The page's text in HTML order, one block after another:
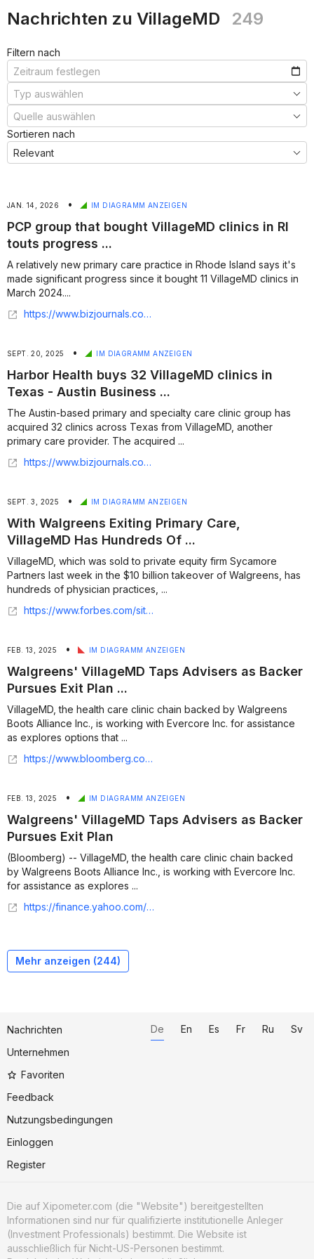
Nachrichten zu VillageMD 249
Filtern nach
Sortieren nach
JAN. 14, 2026 • IM DIAGRAMM ANZEIGEN
PCP group that bought VillageMD clinics in RI
touts progress ...
A relatively new primary care practice in Rhode Island says it's
made significant progress since it bought 11 VillageMD clinics in
March 2024....
https://www.bizjournals.com/rhodeisland/news/2026/01/13/arches-medical-group-touts-progress.html
SEPT. 20, 2025 • IM DIAGRAMM ANZEIGEN
Harbor Health buys 32 VillageMD clinics in
Texas - Austin Business ...
The Austin-based primary and specialty care clinic group has
acquired 32 clinics across Texas from VillageMD, another
primary care provider. The acquired ...
https://www.bizjournals.com/austin/news/2025/09/19/harbor-health-clinic-acquisition-expansion-texas.html
SEPT. 3, 2025 • IM DIAGRAMM ANZEIGEN
With Walgreens Exiting Primary Care,
VillageMD Has Hundreds Of ...
VillageMD, which was sold to private equity firm Sycamore
Partners last week in the $10 billion takeover of Walgreens, has
hundreds of physician practices, ...
https://www.forbes.com/sites/brucejapsen/2025/09/02/with-walgreens-exiting-primary-care-villagemd-has-hundreds-of-sites-to-sell/
FEB. 13, 2025 • IM DIAGRAMM ANZEIGEN
Walgreens' VillageMD Taps Advisers as Backer
Pursues Exit Plan ...
VillageMD, the health care clinic chain backed by Walgreens
Boots Alliance Inc., is working with Evercore Inc. for assistance
as explores options that ...
https://www.bloomberg.com/news/articles/2025-02-12/walgreens-villagemd-taps-advisers-as-backer-pursues-exit-plan
FEB. 13, 2025 • IM DIAGRAMM ANZEIGEN
Walgreens' VillageMD Taps Advisers as Backer
Pursues Exit Plan
(Bloomberg) -- VillageMD, the health care clinic chain backed
by Walgreens Boots Alliance Inc., is working with Evercore Inc.
for assistance as explores ...
https://finance.yahoo.com/news/walgreens-villagemd-taps-advisers-backer-223703834.html
Mehr anzeigen (244)
Nachrichten
Unternehmen
Favoriten
Feedback
Nutzungsbedingungen
Einloggen
Register
De En Es Fr Ru Sv
Die auf Xipometer.com (die "Website") bereitgestellten
Informationen sind nur für qualifizierte institutionelle Anleger
(Investment Professionals) bestimmt. Die Website ist
ausschließlich für Nicht-US-Personen bestimmt.